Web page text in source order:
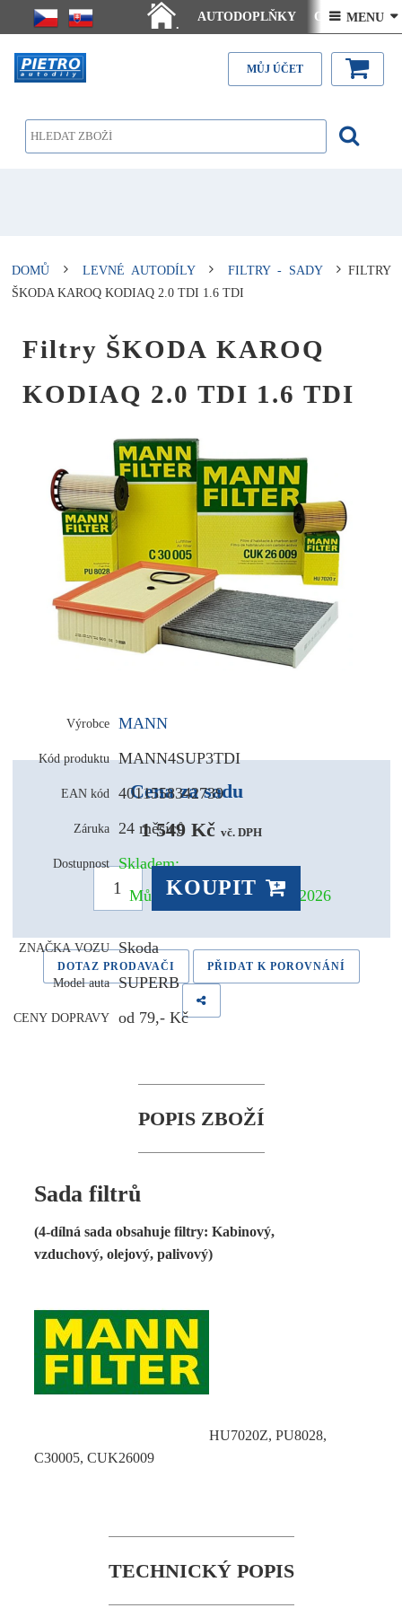
.
AUTODOPLŇKY Ceny doručení
Články - návody Kontakt
 MENU 
MŮJ ÚČET
DOMŮ LEVNÉ AUTODÍLY FILTRY - SADY
FILTRY
ŠKODA KAROQ KODIAQ 2.0 TDI 1.6 TDI
Filtry ŠKODA KAROQ
KODIAQ 2.0 TDI 1.6 TDI
Výrobce MANN
Kód produktu MANN4SUP3TDI
EAN kód 4011558342739
Záruka 24 měsíců
Dostupnost
Skladem:
Může být u Vás už 11.08.2026
ZNAČKA VOZU Skoda
Model auta SUPERB
CENY DOPRAVY od 79,- Kč
Cena za sadu
1 549 Kč vč. DPH
KOUPIT
DOTAZ PRODAVAČI PŘIDAT K POROVNÁNÍ
POPIS ZBOŽÍ
Sada filtrů
(4-dílná sada obsahuje filtry: Kabinový,
vzduchový, olejový, palivový)
HU7020Z, PU8028,
C30005, CUK26009
TECHNICKÝ POPIS